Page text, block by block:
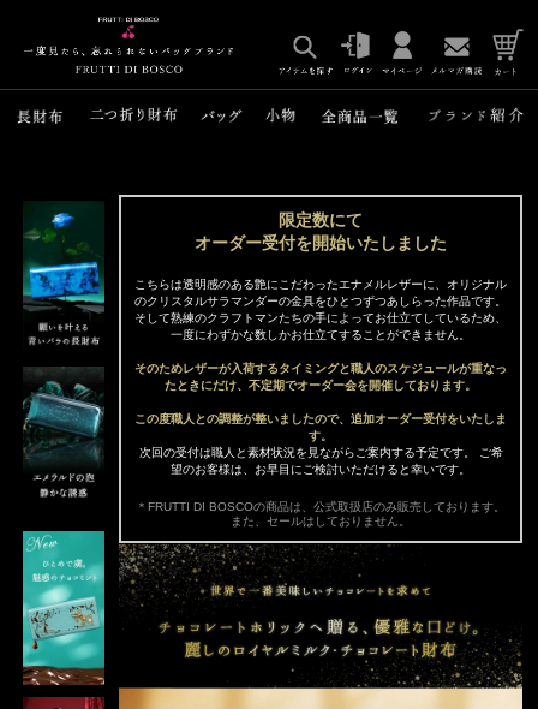
限定数にて
オーダー受付を開始いたしました
こちらは透明感のある艶にこだわったエナメルレザーに、オリジナル
のクリスタルサラマンダーの金具をひとつずつあしらった作品です。
そして熟練のクラフトマンたちの手によってお仕立てしているため、
一度にわずかな数しかお仕立てすることができません。
そのためレザーが入荷するタイミングと職人のスケジュールが重なっ
たときにだけ、不定期でオーダー会を開催しております。
この度職人との調整が整いましたので、追加オーダー受付をいたしま
す。
次回の受付は職人と素材状況を見ながらご案内する予定です。 ご希
望のお客様は、お早目にご検討いただけると幸いです。
＊FRUTTI DI BOSCOの商品は、公式取扱店のみ販売しております。
また、セールはしておりません。